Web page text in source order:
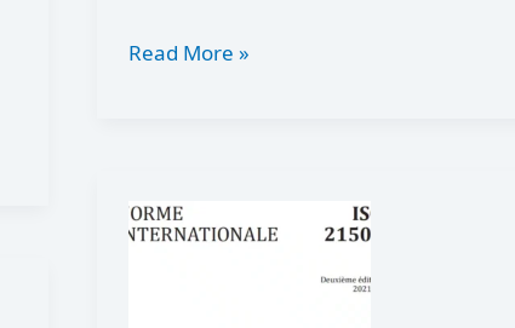
Read More »
ISO